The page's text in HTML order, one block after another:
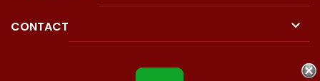
CONTACT 